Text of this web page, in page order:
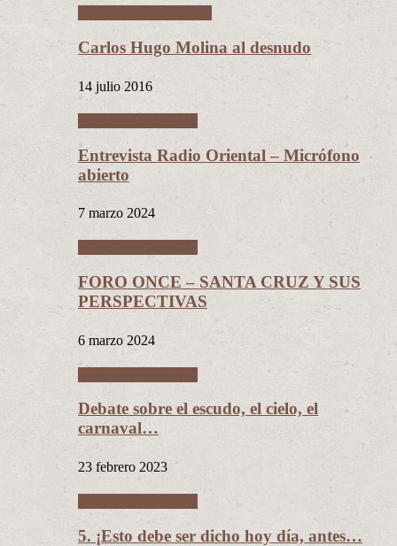
Carlos Hugo Molina al desnudo
14 julio 2016
Entrevista Radio Oriental – Micrófono
abierto
7 marzo 2024
FORO ONCE – SANTA CRUZ Y SUS
PERSPECTIVAS
6 marzo 2024
Debate sobre el escudo, el cielo, el
carnaval…
23 febrero 2023
5. ¡Esto debe ser dicho hoy día, antes…